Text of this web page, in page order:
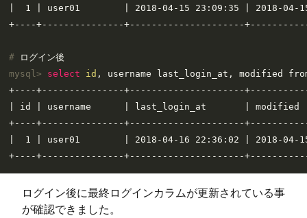
|  1 | user01        | 2018-04-15 23:09:35 | 2018-04-
#
ログイン後
mysql> select id , username last_login_at, modified
+----+---------------+---------------------
| id | username      | last_login_at       |
+----+---------------+---------------------
|  1 | user01        | 2018-04-16 22:36:02 | 2018-04-
ログイン後に最終ログインカラムが更新されている事
が確認できました。